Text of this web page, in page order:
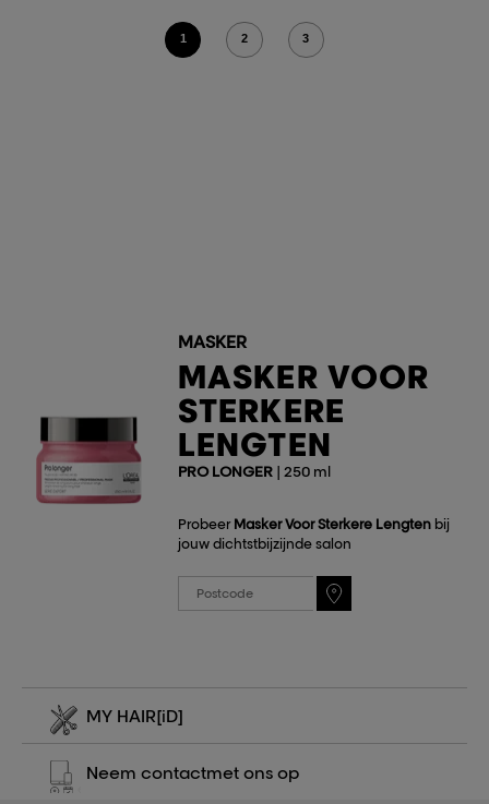
1 2 3
MASKER
MASKER VOOR
STERKERE
LENGTEN
PRO LONGER| 250 ml
Probeer Masker Voor Sterkere Lengten bij
jouw dichtstbijzijnde salon
MY HAIR[iD]
Neem contactmet ons op